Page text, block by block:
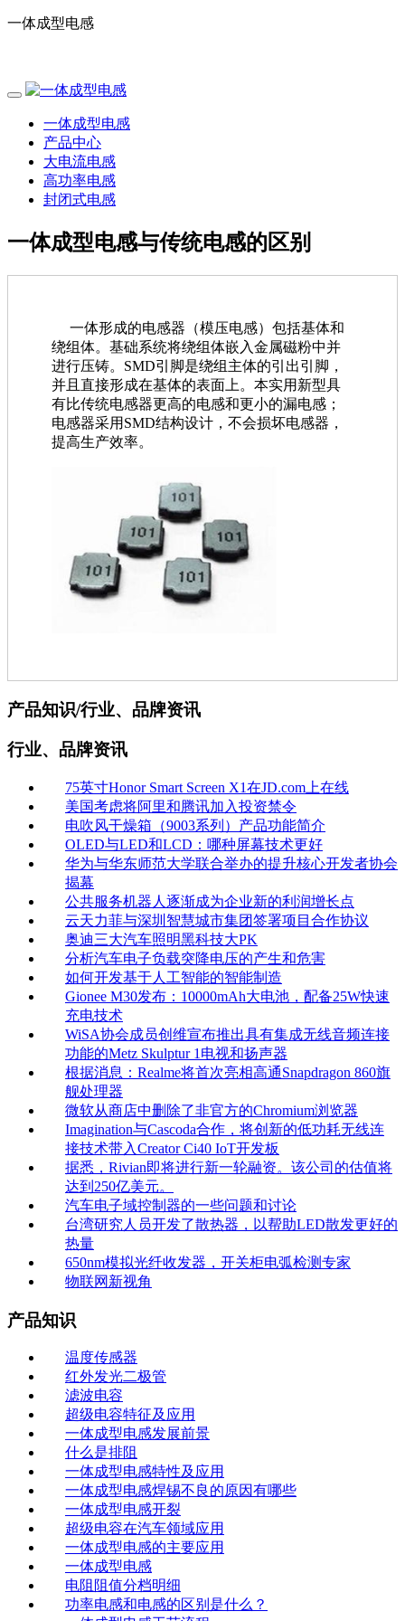
一体成型电感
一体成型电感
产品中心
大电流电感
高功率电感
封闭式电感
一体成型电感与传统电感的区别
一体形成的电感器（模压电感）包括基体和
绕组体。基础系统将绕组体嵌入金属磁粉中并
进行压铸。SMD引脚是绕组主体的引出引脚，
并且直接形成在基体的表面上。本实用新型具
有比传统电感器更高的电感和更小的漏电感；
电感器采用SMD结构设计，不会损坏电感器，
提高生产效率。
产品知识/行业、品牌资讯
行业、品牌资讯
75英寸Honor Smart Screen X1在JD.com上在线
美国考虑将阿里和腾讯加入投资禁令
电吹风干燥箱（9003系列）产品功能简介
OLED与LED和LCD：哪种屏幕技术更好
华为与华东师范大学联合举办的提升核心开发者协会
揭幕
公共服务机器人逐渐成为企业新的利润增长点
云天力菲与深圳智慧城市集团签署项目合作协议
奥迪三大汽车照明黑科技大PK
分析汽车电子负载突降电压的产生和危害
如何开发基于人工智能的智能制造
Gionee M30发布：10000mAh大电池，配备25W快速
充电技术
WiSA协会成员创维宣布推出具有集成无线音频连接
功能的Metz Skulptur 1电视和扬声器
根据消息：Realme将首次亮相高通Snapdragon 860旗
舰处理器
微软从商店中删除了非官方的Chromium浏览器
Imagination与Cascoda合作，将创新的低功耗无线连
接技术带入Creator Ci40 IoT开发板
据悉，Rivian即将进行新一轮融资。该公司的估值将
达到250亿美元。
汽车电子域控制器的一些问题和讨论
台湾研究人员开发了散热器，以帮助LED散发更好的
热量
650nm模拟光纤收发器，开关柜电弧检测专家
物联网新视角
产品知识
温度传感器
红外发光二极管
滤波电容
超级电容特征及应用
一体成型电感发展前景
什么是排阻
一体成型电感特性及应用
一体成型电感焊锡不良的原因有哪些
一体成型电感开裂
超级电容在汽车领域应用
一体成型电感的主要应用
一体成型电感
电阻阻值分档明细
功率电感和电感的区别是什么？